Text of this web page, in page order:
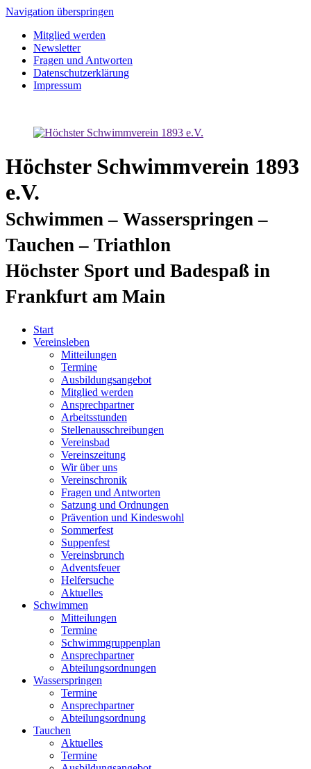
Navigation überspringen
Mitglied werden
Newsletter
Fragen und Antworten
Datenschutzerklärung
Impressum
Höchster Schwimmverein 1893
e.V.
Schwimmen – Wasserspringen –
Tauchen – Triathlon
Höchster Sport und Badespaß in
Frankfurt am Main
Start
Vereinsleben
Mitteilungen
Termine
Ausbildungsangebot
Mitglied werden
Ansprechpartner
Arbeitsstunden
Stellenausschreibungen
Vereinsbad
Vereinszeitung
Wir über uns
Vereinschronik
Fragen und Antworten
Satzung und Ordnungen
Prävention und Kindeswohl
Sommerfest
Suppenfest
Vereinsbrunch
Adventsfeuer
Helfersuche
Aktuelles
Schwimmen
Mitteilungen
Termine
Schwimmgruppenplan
Ansprechpartner
Abteilungsordnungen
Wasserspringen
Termine
Ansprechpartner
Abteilungsordnung
Tauchen
Aktuelles
Termine